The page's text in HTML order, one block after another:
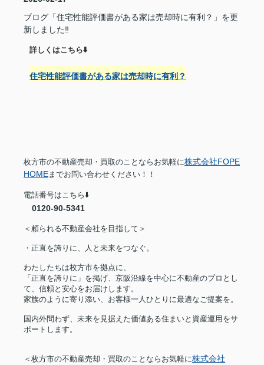
ブログ「住宅性能評価書がある家は売却時に有利？」を更
新しました‼︎
詳しくはこちら⬇️
住宅性能評価書がある家は売却時に有利？
枚方市の不動産売却・買取のことならお気軽に株式会社FOPE
HOME までお問い合わせください！！
電話番号はこちら⬇️
0120-90-5341
＜頼られる不動産会社を目指して＞
・正直を誇りに、人と未来をつなぐ。
わたしたちは枚方市を拠点に、
「正直を誇りに」を掲げ、京阪沿線を中心に不動産のプロとし
て、信頼と安心をお届けします。
家族のように寄り添い、お客様一人ひとりに最適なご提案を。
国内外問わず、未来を見据えた価値ある住まいと資産運用をサ
ポートします。
＜枚方市の不動産売却・買取のことならお気軽に株式会社